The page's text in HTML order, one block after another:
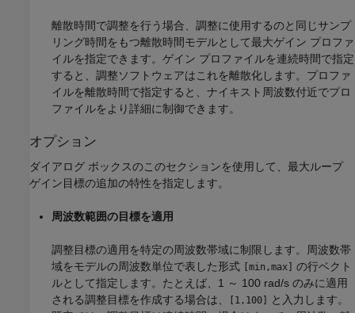
離散時間で調整を行う場合、調整に使用するのと同じサンプ
リング時間をもつ離散時間モデルとして最大ゲイン プロファ
イルを指定できます。ゲイン プロファイルを連続時間で指定
すると、調整ソフトウェアはこれを離散化します。プロファ
イルを離散時間で指定すると、ナイキスト周波数付近でプロ
ファイルをより詳細に制御できます。
オプション
ダイアログ ボックスのこのセクションを使用して、最大ループ
ゲイン目標の追加の特性を指定します。
周波数範囲の目標を適用
調整目標の適用を特定の周波数帯域に制限します。周波数帯
域をモデルの周波数単位で表した形式 [min,max] の行ベクト
ルとして指定します。たとえば、1 ～ 100 rad/s のみに適用
される調整目標を作成する場合は、
[1,100]
と入力します。